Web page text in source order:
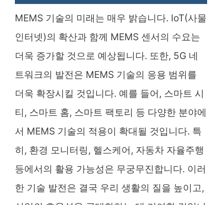
MEMS 기술의 미래는 매우 밝습니다. IoT(사물
인터넷)의 확산과 함께 MEMS 센서의 수요는
더욱 증가할 것으로 예상됩니다. 또한, 5G 네
트워크의 발전은 MEMS 기술의 응용 범위를
더욱 확장시킬 것입니다. 예를 들어, 스마트 시
티, 스마트 홈, 스마트 팩토리 등 다양한 분야에
서 MEMS 기술의 적용이 확대될 것입니다. 특
히, 환경 모니터링, 헬스케어, 자동차 자율주행
등에서의 활용 가능성은 무궁무진합니다. 이러
한 기술 발전은 결국 우리 생활의 질을 높이고,